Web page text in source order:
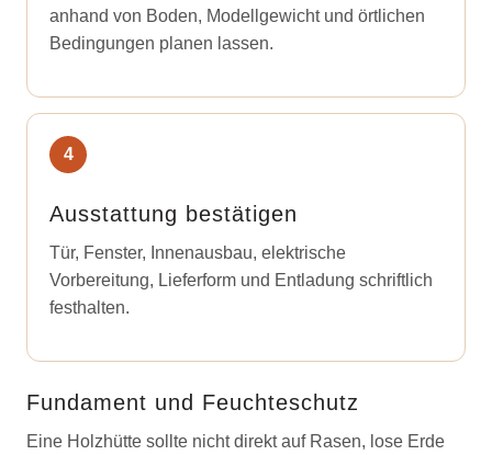
anhand von Boden, Modellgewicht und örtlichen
Bedingungen planen lassen.
Ausstattung bestätigen
Tür, Fenster, Innenausbau, elektrische
Vorbereitung, Lieferform und Entladung schriftlich
festhalten.
Fundament und Feuchteschutz
Eine Holzhütte sollte nicht direkt auf Rasen, lose Erde